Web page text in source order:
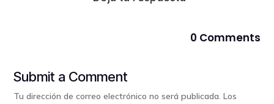
0 Comments
Submit a Comment
Tu dirección de correo electrónico no será publicada. Los